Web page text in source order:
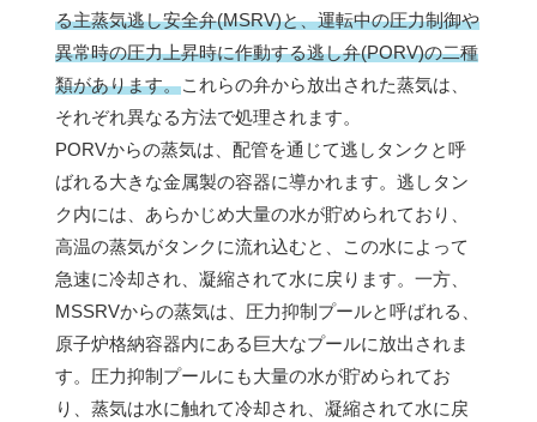
る主蒸気逃し安全弁(MSRV)と、運転中の圧力制御や
異常時の圧力上昇時に作動する逃し弁(PORV)の二種
類があります。これらの弁から放出された蒸気は、
それぞれ異なる方法で処理されます。
PORVからの蒸気は、配管を通じて逃しタンクと呼
ばれる大きな金属製の容器に導かれます。逃しタン
ク内には、あらかじめ大量の水が貯められており、
高温の蒸気がタンクに流れ込むと、この水によって
急速に冷却され、凝縮されて水に戻ります。一方、
MSSRVからの蒸気は、圧力抑制プールと呼ばれる、
原子炉格納容器内にある巨大なプールに放出されま
す。圧力抑制プールにも大量の水が貯められてお
り、蒸気は水に触れて冷却され、凝縮されて水に戻